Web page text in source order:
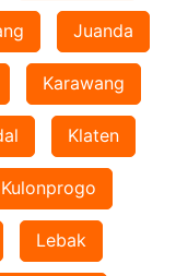
Juanda
Karawang
Klaten
Kulonprogo
Lebak